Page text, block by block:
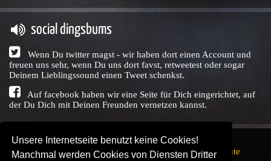
Unsere Internetseite benutzt keine Cookies!
Manchmal werden Cookies von Diensten Dritter
social dingsbums
Wenn Du twitter magst - wir haben dort einen Account und
freuen uns sehr, wenn Du uns dort favst, retweetest oder sogar
Deinem Lieblingssound einen Tweet schenkst.
Auf facebook haben wir eine Seite für Dich eingerichtet, auf
der Du Dich mit Deinen Freunden vernetzen kannst.
Copyright © Audio Union GbR, 1999 - 2026,Nutzungsrechte